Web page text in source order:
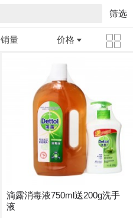
筛选
销量 价格
滴露消毒液750ml送200g洗手
液